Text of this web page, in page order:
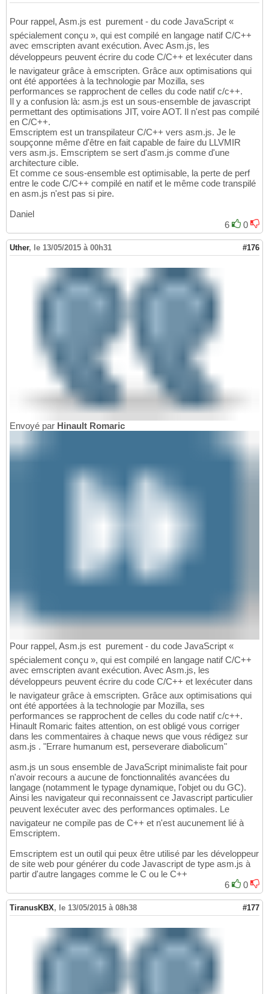
Pour rappel, Asm.js est  purement - du code JavaScript «
spécialement conçu », qui est compilé en langage natif C/C++
avec emscripten avant exécution. Avec Asm.js, les
développeurs peuvent écrire du code C/C++ et lexécuter dans
le navigateur grâce à emscripten. Grâce aux optimisations qui
ont été apportées à la technologie par Mozilla, ses
performances se rapprochent de celles du code natif c/c++.
Il y a confusion là: asm.js est un sous-ensemble de javascript
permettant des optimisations JIT, voire AOT. Il n'est pas compilé
en C/C++.
Emscriptem est un transpilateur C/C++ vers asm.js. Je le
soupçonne même d'être en fait capable de faire du LLVMIR
vers asm.js. Emscriptem se sert d'asm.js comme d'une
architecture cible.
Et comme ce sous-ensemble est optimisable, la perte de perf
entre le code C/C++ compilé en natif et le même code transpilé
en asm.js n'est pas si pire.
Daniel
6
0
Uther, le 13/05/2015 à 00h31 #176
Envoyé par Hinault Romaric
Pour rappel, Asm.js est  purement - du code JavaScript «
spécialement conçu », qui est compilé en langage natif C/C++
avec emscripten avant exécution. Avec Asm.js, les
développeurs peuvent écrire du code C/C++ et lexécuter dans
le navigateur grâce à emscripten. Grâce aux optimisations qui
ont été apportées à la technologie par Mozilla, ses
performances se rapprochent de celles du code natif c/c++.
Hinault Romaric faites attention, on est obligé vous corriger
dans les commentaires à chaque news que vous rédigez sur
asm.js . "Errare humanum est, perseverare diabolicum"
asm.js un sous ensemble de JavaScript minimaliste fait pour
n'avoir recours a aucune de fonctionnalités avancées du
langage (notamment le typage dynamique, l'objet ou du GC).
Ainsi les navigateur qui reconnaissent ce Javascript particulier
peuvent lexécuter avec des performances optimales. Le
navigateur ne compile pas de C++ et n'est aucunement lié à
Emscriptem.
Emscriptem est un outil qui peux être utilisé par les développeur
de site web pour générer du code Javascript de type asm.js à
partir d'autre langages comme le C ou le C++
6
0
TiranusKBX, le 13/05/2015 à 08h38 #177